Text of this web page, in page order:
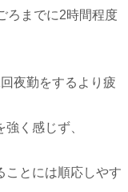
ろまでに2時間程度
夜勤をするより疲
く感じず、
ことには順応しやす